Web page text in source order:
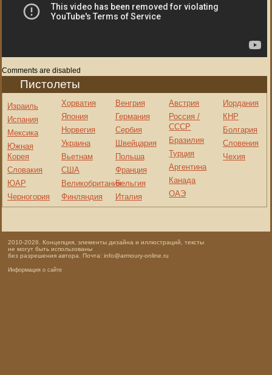
Comments are disabled
Пистолеты
Израиль
Испания
Мексика
Южная
Корея
Словакия
ЮАР
Черногория
Хорватия
Япония
Норвегия
Украина
Вьетнам
США
Великобритания
Финляндия
Венгрия
Германия
Сербия
Швейцария
Польша
Франция
Бельгия
Италия
Австрия
Россия /
СССР
Бразилия
Турция
Аргентина
Канада
ОАЭ
Иордания
КНР
Болгария
Словения
Чехия
2010-2026. Концепция, элементы дизайна и иллюстраций, тексты
не могут быть использованы
без разрешения автора. Почта: info@armoury-online.ru
Информация о сайте